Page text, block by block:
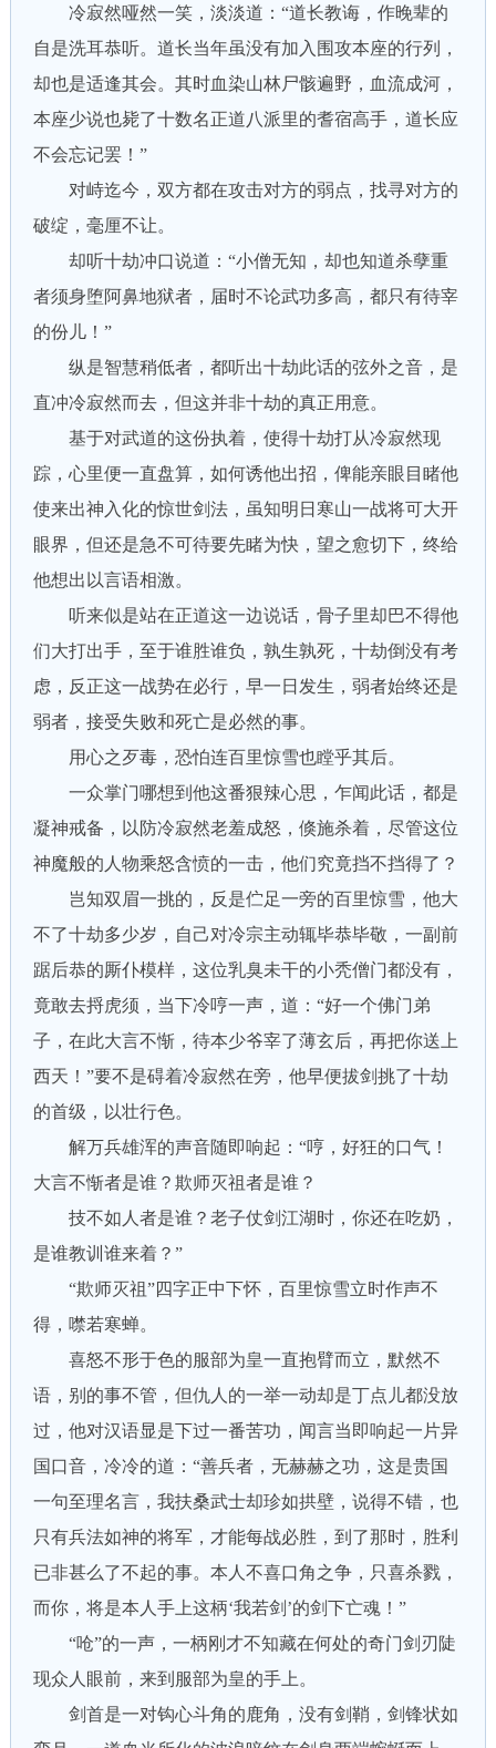
冷寂然哑然一笑，淡淡道：“道长教诲，作晚辈的
自是洗耳恭听。道长当年虽没有加入围攻本座的行列，
却也是适逢其会。其时血染山林尸骸遍野，血流成河，
本座少说也毙了十数名正道八派里的耆宿高手，道长应
不会忘记罢！”
对峙迄今，双方都在攻击对方的弱点，找寻对方的
破绽，毫厘不让。
却听十劫冲口说道：“小僧无知，却也知道杀孽重
者须身堕阿鼻地狱者，届时不论武功多高，都只有待宰
的份儿！”
纵是智慧稍低者，都听出十劫此话的弦外之音，是
直冲冷寂然而去，但这并非十劫的真正用意。
基于对武道的这份执着，使得十劫打从冷寂然现
踪，心里便一直盘算，如何诱他出招，俾能亲眼目睹他
使来出神入化的惊世剑法，虽知明日寒山一战将可大开
眼界，但还是急不可待要先睹为快，望之愈切下，终给
他想出以言语相激。
听来似是站在正道这一边说话，骨子里却巴不得他
们大打出手，至于谁胜谁负，孰生孰死，十劫倒没有考
虑，反正这一战势在必行，早一日发生，弱者始终还是
弱者，接受失败和死亡是必然的事。
用心之歹毒，恐怕连百里惊雪也瞠乎其后。
一众掌门哪想到他这番狠辣心思，乍闻此话，都是
凝神戒备，以防冷寂然老羞成怒，倏施杀着，尽管这位
神魔般的人物乘怒含愤的一击，他们究竟挡不挡得了？
岂知双眉一挑的，反是伫足一旁的百里惊雪，他大
不了十劫多少岁，自己对冷宗主动辄毕恭毕敬，一副前
踞后恭的厮仆模样，这位乳臭未干的小秃僧门都没有，
竟敢去捋虎须，当下冷哼一声，道：“好一个佛门弟
子，在此大言不惭，待本少爷宰了薄玄后，再把你送上
西天！”要不是碍着冷寂然在旁，他早便拔剑挑了十劫
的首级，以壮行色。
解万兵雄浑的声音随即响起：“哼，好狂的口气！
大言不惭者是谁？欺师灭祖者是谁？
技不如人者是谁？老子仗剑江湖时，你还在吃奶，
是谁教训谁来着？”
“欺师灭祖”四字正中下怀，百里惊雪立时作声不
得，噤若寒蝉。
喜怒不形于色的服部为皇一直抱臂而立，默然不
语，别的事不管，但仇人的一举一动却是丁点儿都没放
过，他对汉语显是下过一番苦功，闻言当即响起一片异
国口音，冷冷的道：“善兵者，无赫赫之功，这是贵国
一句至理名言，我扶桑武士却珍如拱壁，说得不错，也
只有兵法如神的将军，才能每战必胜，到了那时，胜利
已非甚么了不起的事。本人不喜口角之争，只喜杀戮，
而你，将是本人手上这柄‘我若剑’的剑下亡魂！”
“呛”的一声，一柄刚才不知藏在何处的奇门剑刃陡
现众人眼前，来到服部为皇的手上。
剑首是一对钩心斗角的鹿角，没有剑鞘，剑锋状如